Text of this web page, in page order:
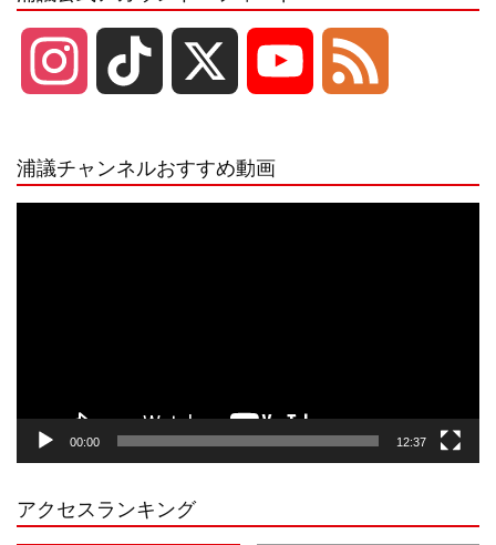
r
a
e
C
浦議チャンネルおすすめ動画
00:00 12:37
アクセスランキング